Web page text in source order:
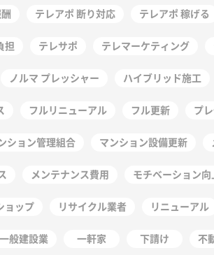
テレアポ 断り対応 テレアポ 稼げる
担 テレサポ テレマーケティング
ノルマ プレッシャー ハイブリッド施工
フルリニューアル フル更新 プ
ション管理組合 マンション設備更新
メンテナンス費用 モチベーション向
ョップ リサイクル業者 リニューアル
一般建設業 一軒家 下請け 不